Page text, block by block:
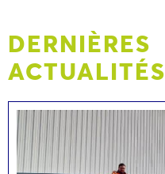
DERNIÈRES
ACTUALITÉS